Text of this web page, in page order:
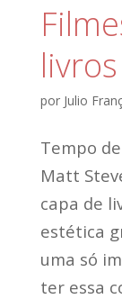
por Julio
Tempo
Matt
capa de
estética
uma só
ter essa